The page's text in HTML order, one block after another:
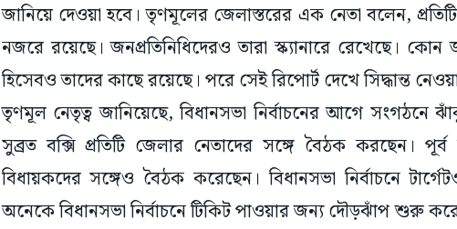
জানিয়ে দেওয়া হবে। তৃণমূলের জেলাস্তরের এক নেতা বলেন,
নজরে রয়েছে। জনপ্রতিনিধিদেরও তারা স্ক্যানারে রেখেছে।
হিসেবও তাদের কাছে রয়েছে। পরে সেই রিপোর্ট দেখে সিদ্ধান্ত
তৃণমূল নেতৃত্ব জানিয়েছে, বিধানসভা নির্বাচনের আগে সংগঠনে
সুব্রত বক্সি প্রতিটি জেলার নেতাদের সঙ্গে বৈঠক করছেন। পূর্ব
বিধায়কদের সঙ্গেও বৈঠক করেছেন। বিধানসভা নির্বাচনে
অনেকে বিধানসভা নির্বাচনে টিকিট পাওয়ার জন্য দৌড়ঝাঁপ শুরু